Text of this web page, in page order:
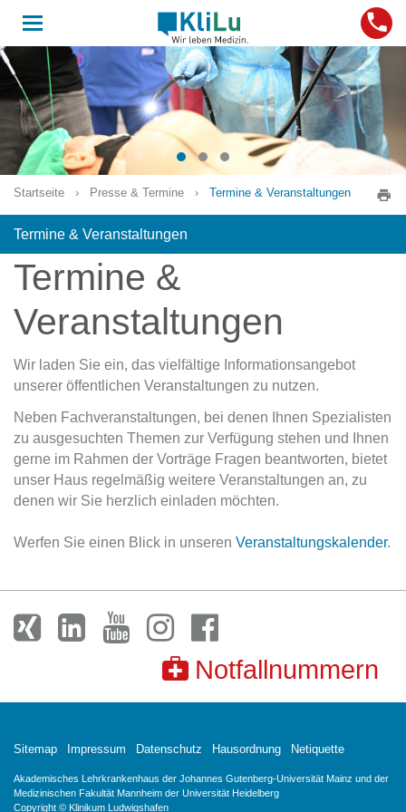
Toggle
navigation
Startseite › Presse & Termine › Termine & Veranstaltungen
Termine & Veranstaltungen
Termine &
Veranstaltungen
Wir laden Sie ein, das vielfältige Informationsangebot
unserer öffentlichen Veranstaltungen zu nutzen.
Neben Fachveranstaltungen, bei denen Ihnen Spezialisten
zu ausgesuchten Themen zur Verfügung stehen und Ihnen
gerne im Rahmen der Vorträge Fragen beantworten, bietet
unser Haus regelmäßig weitere Veranstaltungen an, zu
denen wir Sie herzlich einladen möchten.
Werfen Sie einen Blick in unseren Veranstaltungskalender.
Notfallnummern
Sitemap Impressum Datenschutz Hausordnung Netiquette
Akademisches Lehrkrankenhaus der Johannes Gutenberg-Universität Mainz und der
Medizinischen Fakultät Mannheim der Universität Heidelberg
Copyright © Klinikum Ludwigshafen